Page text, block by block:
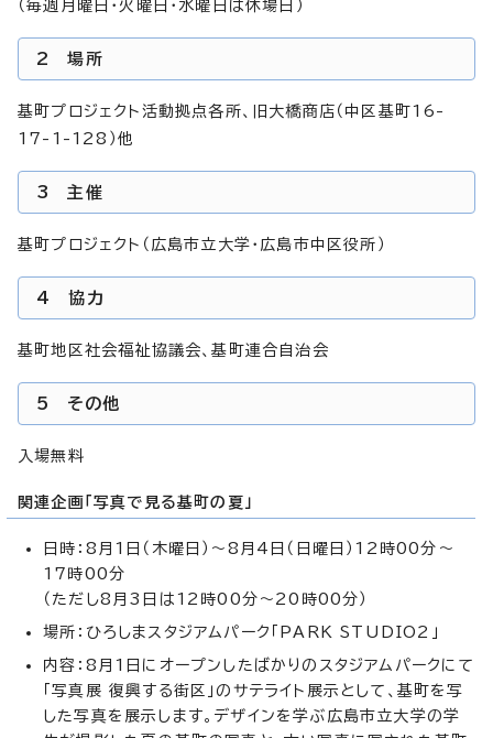
（毎週月曜日・火曜日・水曜日は休場日）
2 場所
基町プロジェクト活動拠点各所、旧大橋商店（中区基町16-
17-1-128）他
3 主催
基町プロジェクト（広島市立大学・広島市中区役所）
4 協力
基町地区社会福祉協議会、基町連合自治会
5 その他
入場無料
関連企画「写真で見る基町の夏」
日時：8月1日（木曜日）～8月4日（日曜日）12時00分～
17時00分
（ただし8月3日は12時00分～20時00分）
場所：ひろしまスタジアムパーク「PARK STUDIO2」
内容：8月1日にオープンしたばかりのスタジアムパークにて
「写真展 復興する街区」のサテライト展示として、基町を写
した写真を展示します。デザインを学ぶ広島市立大学の学